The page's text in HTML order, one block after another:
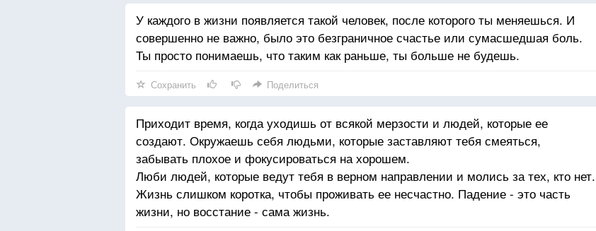
У каждого в жизни появляется такой человек, после которого ты меняешься. И
совершенно не важно, было это безграничное счастье или сумасшедшая боль.
Ты просто понимаешь, что таким как раньше, ты больше не будешь.
Сохранить Поделиться
Приходит время, когда уходишь от всякой мерзости и людей, которые ее
создают. Окружаешь себя людьми, которые заставляют тебя смеяться,
забывать плохое и фокусироваться на хорошем.
Люби людей, которые ведут тебя в верном направлении и молись за тех, кто нет.
Жизнь слишком коротка, чтобы проживать ее несчастно. Падение - это часть
жизни, но восстание - сама жизнь.